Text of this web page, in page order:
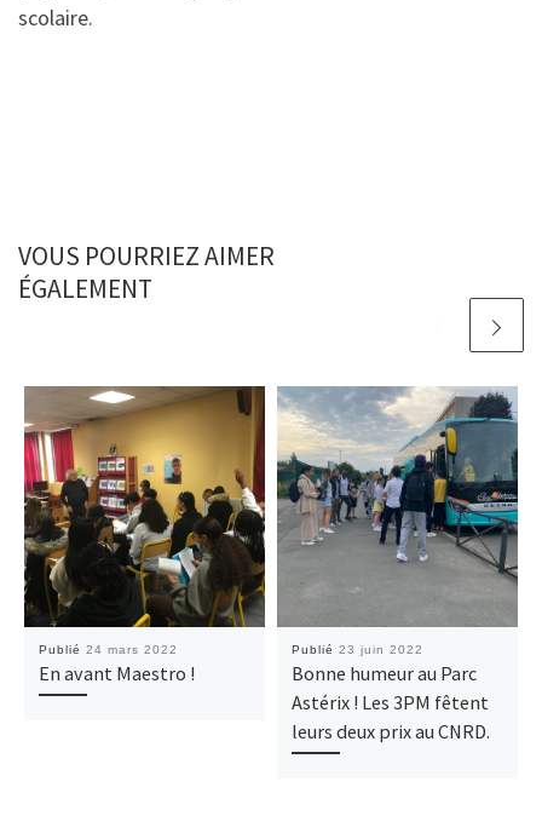
scolaire.
VOUS POURRIEZ AIMER
ÉGALEMENT
Publié 24 mars 2022
En avant Maestro !
Publié 23 juin 2022
Bonne humeur au Parc
Astérix ! Les 3PM fêtent
leurs deux prix au CNRD.